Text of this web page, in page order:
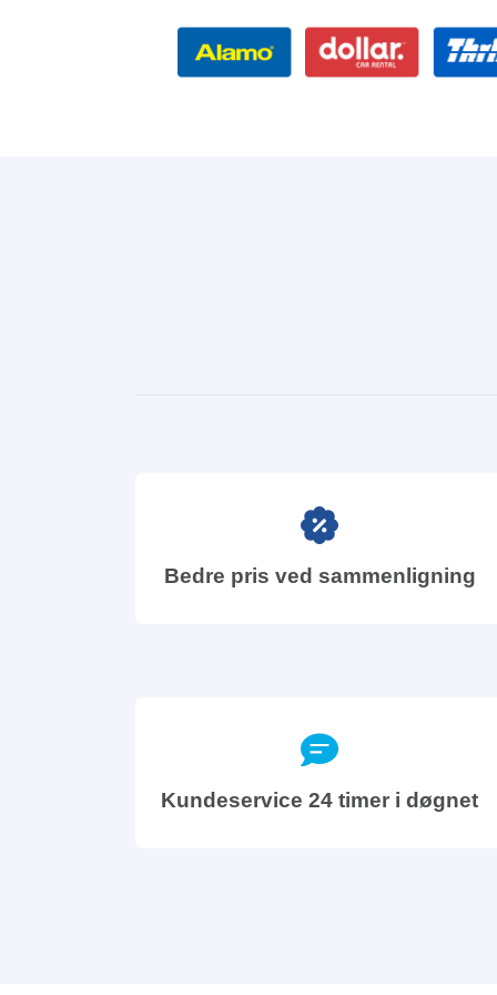
Bedre pris ved sammenligning
Kundeservice 24 timer i døgnet